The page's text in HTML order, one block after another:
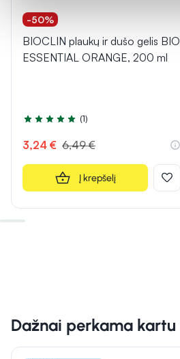
-50%
BIOCLIN plaukų ir dušo gelis BIO
ESSENTIAL ORANGE, 200 ml
Įvertinimas 5.0 iš 5
(1)
3,24 € 6,49 €
Į krepšelį
Dažnai perkama kartu